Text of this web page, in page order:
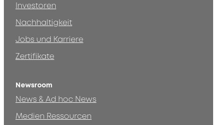
Investoren
Nachhaltigkeit
Jobs und Karriere
Zertifikate
Newsroom
News & Ad hoc News
Medien Ressourcen